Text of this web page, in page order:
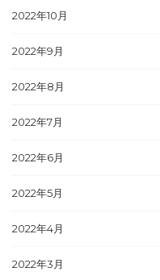
2022年10月
2022年9月
2022年8月
2022年7月
2022年6月
2022年5月
2022年4月
2022年3月